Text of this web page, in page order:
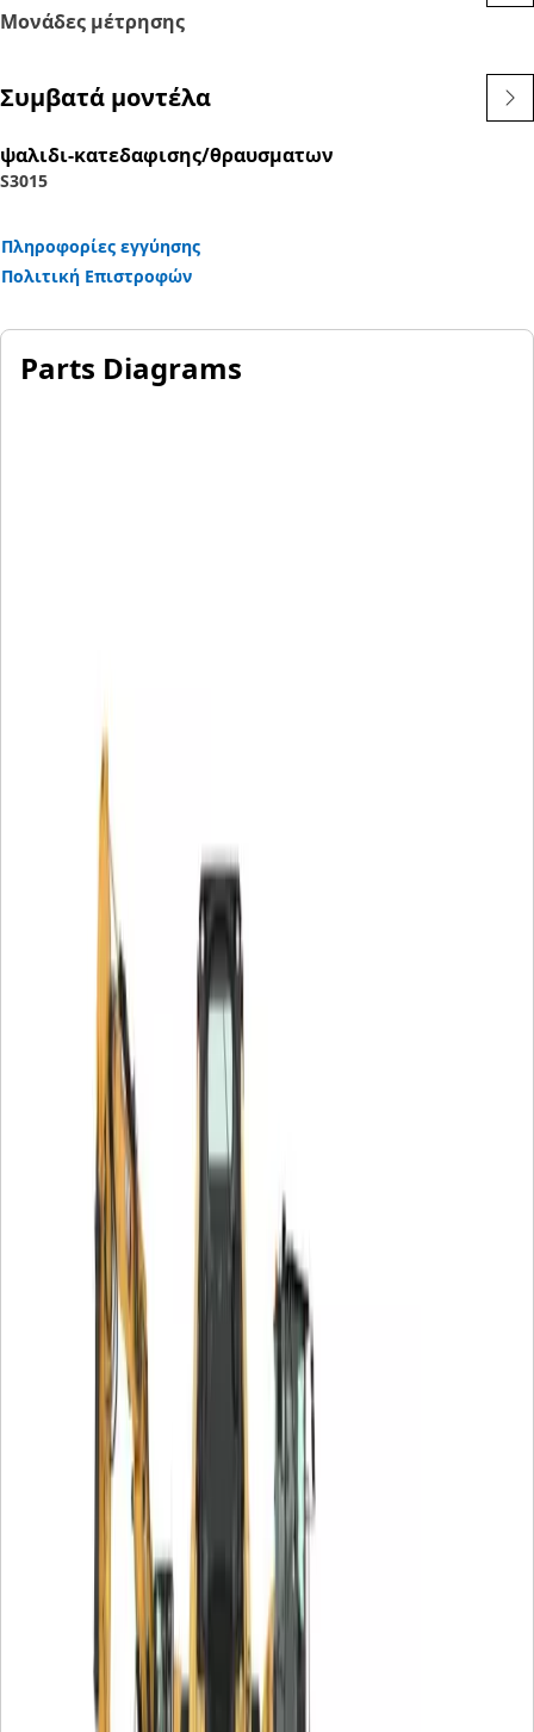
Μονάδες μέτρησης
Συμβατά μοντέλα
ψαλιδι-κατεδαφισης/θραυσματων
S3015
Πληροφορίες εγγύησης
Πολιτική Επιστροφών
Parts Diagrams